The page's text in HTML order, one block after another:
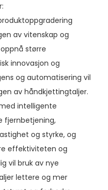
av vitenskap og
større
innovasjon og
og automatisering vil
av håndkjettingtaljer.
intelligente
fjernbetjening,
og styrke, og
effektiviteten og
vil bruk av nye
lettere og mer